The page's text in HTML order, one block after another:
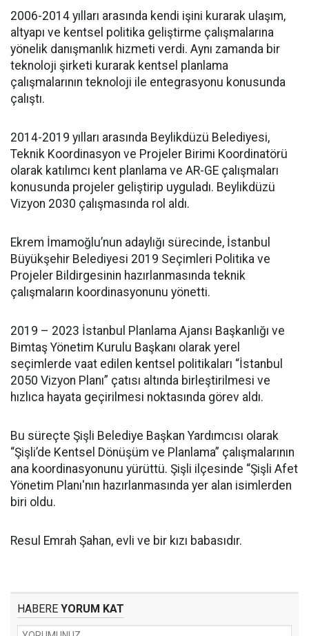
2006-2014 yılları arasında kendi işini kurarak ulaşım,
altyapı ve kentsel politika geliştirme çalışmalarına
yönelik danışmanlık hizmeti verdi. Aynı zamanda bir
teknoloji şirketi kurarak kentsel planlama
çalışmalarının teknoloji ile entegrasyonu konusunda
çalıştı.
2014-2019 yılları arasında Beylikdüzü Belediyesi,
Teknik Koordinasyon ve Projeler Birimi Koordinatörü
olarak katılımcı kent planlama ve AR-GE çalışmaları
konusunda projeler geliştirip uyguladı. Beylikdüzü
Vizyon 2030 çalışmasında rol aldı.
Ekrem İmamoğlu’nun adaylığı sürecinde, İstanbul
Büyükşehir Belediyesi 2019 Seçimleri Politika ve
Projeler Bildirgesinin hazırlanmasında teknik
çalışmaların koordinasyonunu yönetti.
2019 – 2023 İstanbul Planlama Ajansı Başkanlığı ve
Bimtaş Yönetim Kurulu Başkanı olarak yerel
seçimlerde vaat edilen kentsel politikaları “İstanbul
2050 Vizyon Planı” çatısı altında birleştirilmesi ve
hızlıca hayata geçirilmesi noktasında görev aldı.
Bu süreçte Şişli Belediye Başkan Yardımcısı olarak
“Şişli’de Kentsel Dönüşüm ve Planlama” çalışmalarının
ana koordinasyonunu yürüttü. Şişli ilçesinde “Şişli Afet
Yönetim Planı'nın hazırlanmasında yer alan isimlerden
biri oldu.
Resul Emrah Şahan, evli ve bir kızı babasıdır.
HABERE YORUM KAT